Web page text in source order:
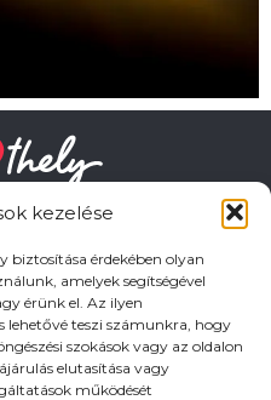
kezelése
biztosítása érdekében olyan
amelyek segítségével
érünk el. Az ilyen
teszi számunkra, hogy
szokások vagy az oldalon
elutasítása vagy
működését